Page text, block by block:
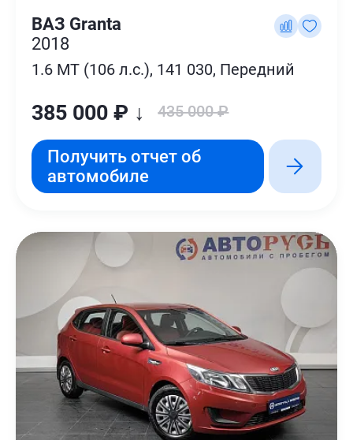
ВАЗ Granta
2018
1.6 MT (106 л.с.), 141 030, Передний
385 000 ₽ ↓ 435 000 ₽
Получить отчет об
автомобиле